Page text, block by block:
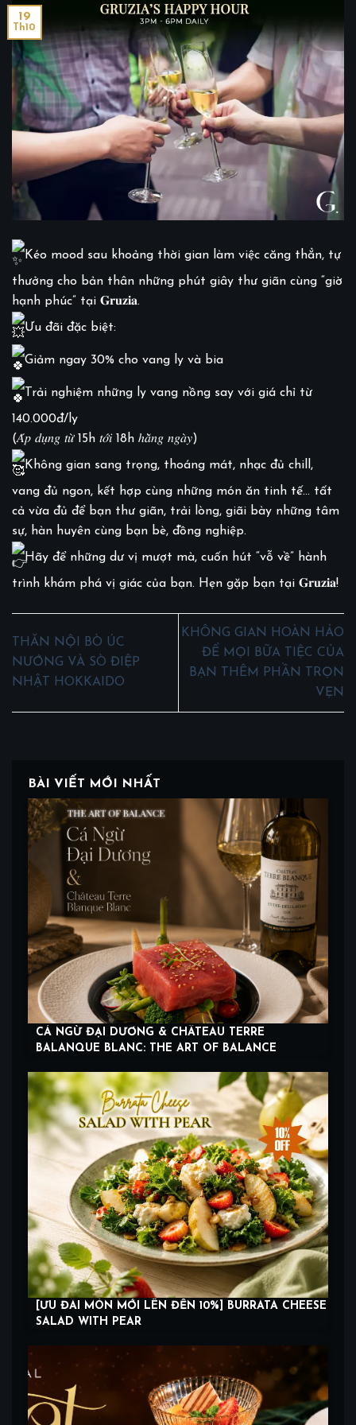
19
Th10
Kéo mood sau khoảng thời gian làm việc căng thẳn, tự
thưởng cho bản thân những phút giây thư giãn cùng “giờ
hạnh phúc” tại 𝐆𝐫𝐮𝐳𝐢𝐚.
Ưu đãi đặc biệt:
Giảm ngay 30% cho vang ly và bia
Trải nghiệm những ly vang nồng say với giá chỉ từ
140.000đ/ly
(𝐴́𝑝 𝑑𝑢̣𝑛𝑔 𝑡𝑢̛̀ 15h 𝑡𝑜̛́𝑖 18h ℎ𝑎̆̀𝑛𝑔 𝑛𝑔𝑎̀𝑦)
Không gian sang trọng, thoáng mát, nhạc đủ chill,
vang đủ ngon, kết hợp cùng những món ăn tinh tế… tất
cả vừa đủ để bạn thư giãn, trải lòng, giãi bày những tâm
sự, hàn huyên cùng bạn bè, đồng nghiệp.
Hãy để những dư vị mượt mà, cuốn hút “vỗ về” hành
trình khám phá vị giác của bạn. Hẹn gặp bạn tại 𝐆𝐫𝐮𝐳𝐢𝐚!
THĂN NỘI BÒ ÚC
NƯỚNG VÀ SÒ ĐIỆP
NHẬT HOKKAIDO
KHÔNG GIAN HOÀN HẢO
ĐỂ MỌI BỮA TIỆC CỦA
BẠN THÊM PHẦN TRỌN
VẸN
BÀI VIẾT MỚI NHẤT
CÁ NGỪ ĐẠI DƯƠNG & CHÂTEAU TERRE
BALANQUE BLANC: THE ART OF BALANCE
[ƯU ĐÃI MÓN MỚI LÊN ĐẾN 10%] BURRATA CHEESE
SALAD WITH PEAR